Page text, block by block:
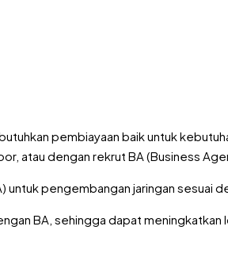
pembiayaan baik untuk
atau dengan rekrut BA (Business
untuk pengembangan jaringan sesuai
BA, sehingga dapat